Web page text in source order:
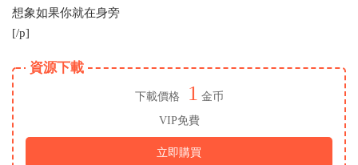
想象如果你就在身旁
[/p]
資源下載
下載價格 1 金币
VIP免費
立即購買